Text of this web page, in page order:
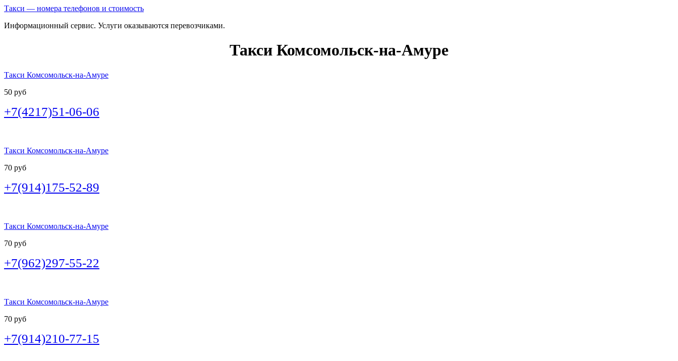
Такси — номера телефонов и стоимость
Информационный сервис. Услуги оказываются перевозчиками.
Такси Комсомольск-на-Амуре
Такси Комсомольск-на-Амуре
50 руб
+7(4217)51-06-06
Такси Комсомольск-на-Амуре
70 руб
+7(914)175-52-89
Такси Комсомольск-на-Амуре
70 руб
+7(962)297-55-22
Такси Комсомольск-на-Амуре
70 руб
+7(914)210-77-15